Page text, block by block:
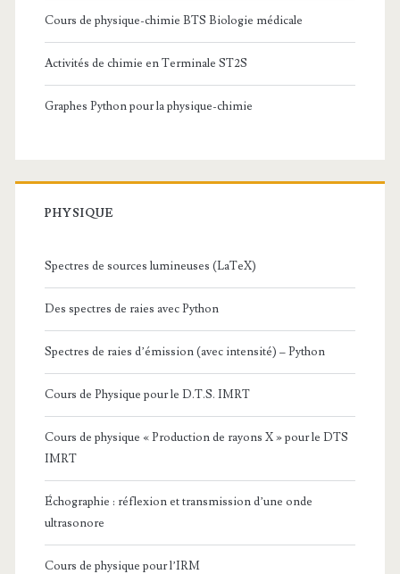
Cours de physique-chimie BTS Biologie médicale
Activités de chimie en Terminale ST2S
Graphes Python pour la physique-chimie
PHYSIQUE
Spectres de sources lumineuses (LaTeX)
Des spectres de raies avec Python
Spectres de raies d’émission (avec intensité) – Python
Cours de Physique pour le D.T.S. IMRT
Cours de physique « Production de rayons X » pour le DTS
IMRT
Échographie : réflexion et transmission d’une onde
ultrasonore
Cours de physique pour l’IRM